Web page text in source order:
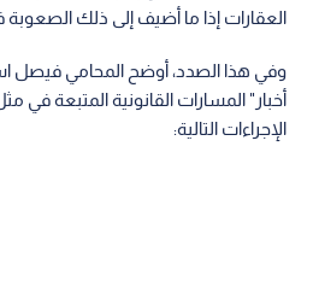
العقارات إذا ما أضيف إلى ذلك الصعوبة
وفي هذا الصدد، أوضح المحامي فيصل
أخبار" المسارات القانونية المتبعة في
الإجراءات التالية: